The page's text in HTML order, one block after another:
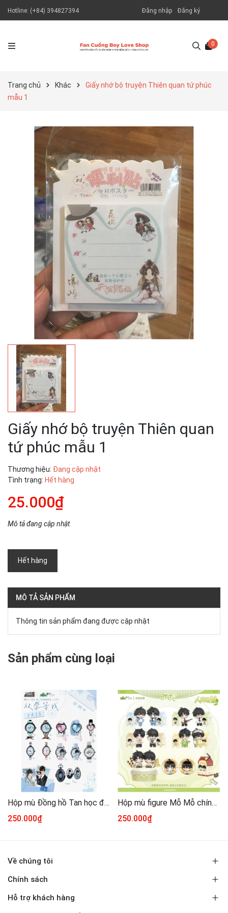
Hotline: (+84) 394827394 Đăng nhập Đăng ký
0
Trang chủ Khác
Giấy nhớ bộ truyện Thiên quan tứ phúc
mẫu 1
Giấy nhớ bộ truyện Thiên quan
tứ phúc mẫu 1
Thương hiệu: Đang cập nhật
Tình trạng: Hết hàng
25.000₫
Mô tả đang cập nhật
Hết hàng
MÔ TẢ SẢN PHẨM
Thông tin sản phẩm đang được cập nhật
Sản phẩm cùng loại
Hộp mù Đồng hồ Tan học đợi tôi chính hãng Mẫu 1
250.000₫
Hộp mù figure Mỗ Mỗ chính hãng Mẫu 1
250.000₫
Về chúng tôi
Chính sách
Hỗ trợ khách hàng